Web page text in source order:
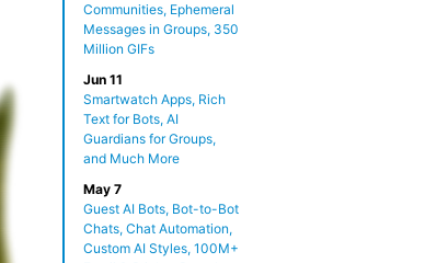
Communities, Ephemeral
Messages in Groups, 350
Million GIFs
Jun 11
Smartwatch Apps, Rich
Text for Bots, AI
Guardians for Groups,
and Much More
May 7
Guest AI Bots, Bot-to-Bot
Chats, Chat Automation,
Custom AI Styles, 100M+